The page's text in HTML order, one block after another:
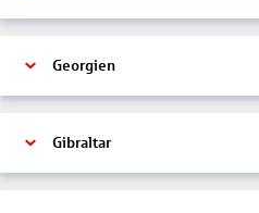
Georgien
Gibraltar